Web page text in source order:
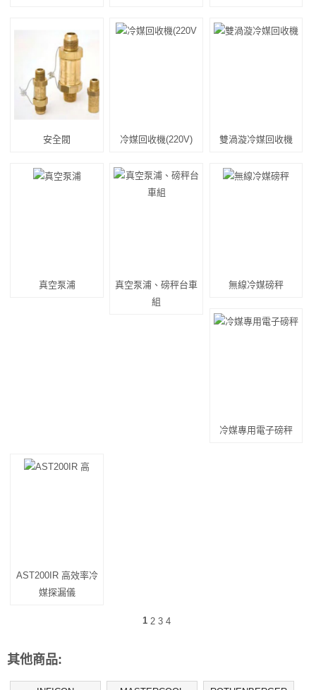
安全閥 冷媒回收機(220V) 雙渦漩冷媒回收機
真空泵浦
真空泵浦、磅秤台車
組
無線冷媒磅秤
冷媒專用電子磅秤
AST200IR 高效率冷
媒探漏儀
1 2 3 4
其他商品: